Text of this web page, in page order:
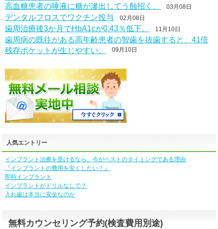
高血糖患者の唾液に糖が滲出してう蝕招く。 03月08日
デンタルフロスでワクチン投与 02月08日
歯周治療後3か月でHbA1cが0.43％低下。 11月10日
歯周病の既往がある高年齢患者の智歯を抜歯すると、41倍
残存ポケットが生じやすい。 09月10日
人気エントリー
インプラント治療を受けるなら、今がベストのタイミングである理由
『インプラントの費用を安くしたい！』
即時インプラント
インプラントがドリルなしで？
入れ歯は本当に安全なのか
無料カウンセリング予約(検査費用別途)